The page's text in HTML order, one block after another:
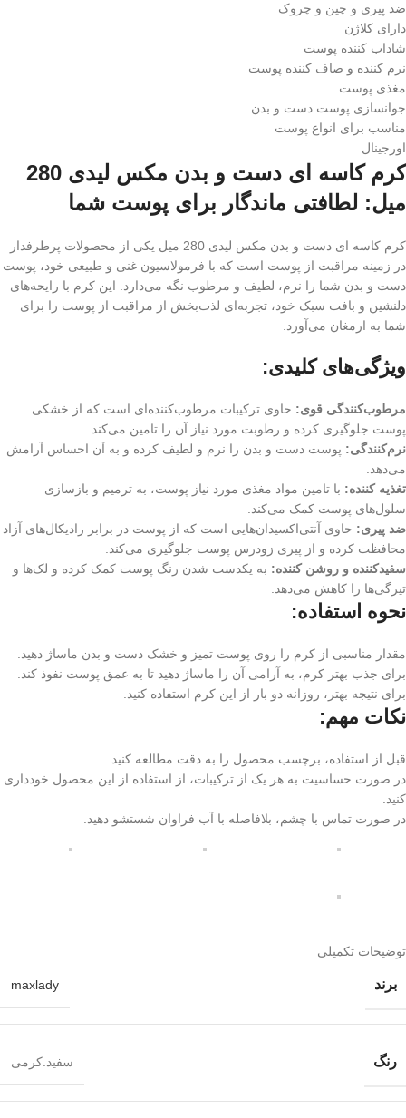
ضد پیری و چین و چروک
دارای کلاژن
شاداب کننده پوست
نرم کننده و صاف کننده پوست
مغذی پوست
جوانسازی پوست دست و بدن
مناسب برای انواع پوست
اورجینال
کرم کاسه ای دست و بدن مکس لیدی 280
میل: لطافتی ماندگار برای پوست شما
کرم کاسه ای دست و بدن مکس لیدی 280 میل یکی از محصولات پرطرفدار
در زمینه مراقبت از پوست است که با فرمولاسیون غنی و طبیعی خود، پوست
دست و بدن شما را نرم، لطیف و مرطوب نگه می‌دارد. این کرم با رایحه‌های
دلنشین و بافت سبک خود، تجربه‌ای لذت‌بخش از مراقبت از پوست را برای
شما به ارمغان می‌آورد.
ویژگی‌های کلیدی:
مرطوب‌کنندگی قوی: حاوی ترکیبات مرطوب‌کننده‌ای است که از خشکی
پوست جلوگیری کرده و رطوبت مورد نیاز آن را تامین می‌کند.
نرم‌کنندگی: پوست دست و بدن را نرم و لطیف کرده و به آن احساس آرامش
می‌دهد.
تغذیه کننده: با تامین مواد مغذی مورد نیاز پوست، به ترمیم و بازسازی
سلول‌های پوست کمک می‌کند.
ضد پیری: حاوی آنتی‌اکسیدان‌هایی است که از پوست در برابر رادیکال‌های آزاد
محافظت کرده و از پیری زودرس پوست جلوگیری می‌کند.
سفیدکننده و روشن کننده: به یکدست شدن رنگ پوست کمک کرده و لک‌ها و
تیرگی‌ها را کاهش می‌دهد.
نحوه استفاده:
مقدار مناسبی از کرم را روی پوست تمیز و خشک دست و بدن ماساژ دهید.
برای جذب بهتر کرم، به آرامی آن را ماساژ دهید تا به عمق پوست نفوذ کند.
برای نتیجه بهتر، روزانه دو بار از این کرم استفاده کنید.
نکات مهم:
قبل از استفاده، برچسب محصول را به دقت مطالعه کنید.
در صورت حساسیت به هر یک از ترکیبات، از استفاده از این محصول خودداری
کنید.
در صورت تماس با چشم، بلافاصله با آب فراوان شستشو دهید.
توضیحات تکمیلی
برند maxlady
رنگ سفید.کرمی